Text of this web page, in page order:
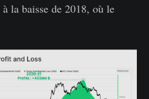
la baisse de 2018, où le